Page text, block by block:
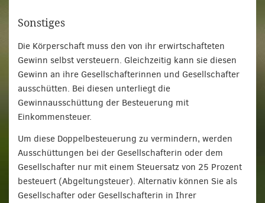
Sonstiges
Die Körperschaft muss den von ihr erwirtschafteten
Gewinn selbst versteuern. Gleichzeitig kann sie diesen
Gewinn an ihre Gesellschafterinnen und Gesellschafter
ausschütten. Bei diesen unterliegt die
Gewinnausschüttung der Besteuerung mit
Einkommensteuer.
Um diese Doppelbesteuerung zu vermindern, werden
Ausschüttungen bei der Gesellschafterin oder dem
Gesellschafter nur mit einem Steuersatz von 25 Prozent
besteuert (Abgeltungsteuer). Alternativ können Sie als
Gesellschafter oder Gesellschafterin in Ihrer